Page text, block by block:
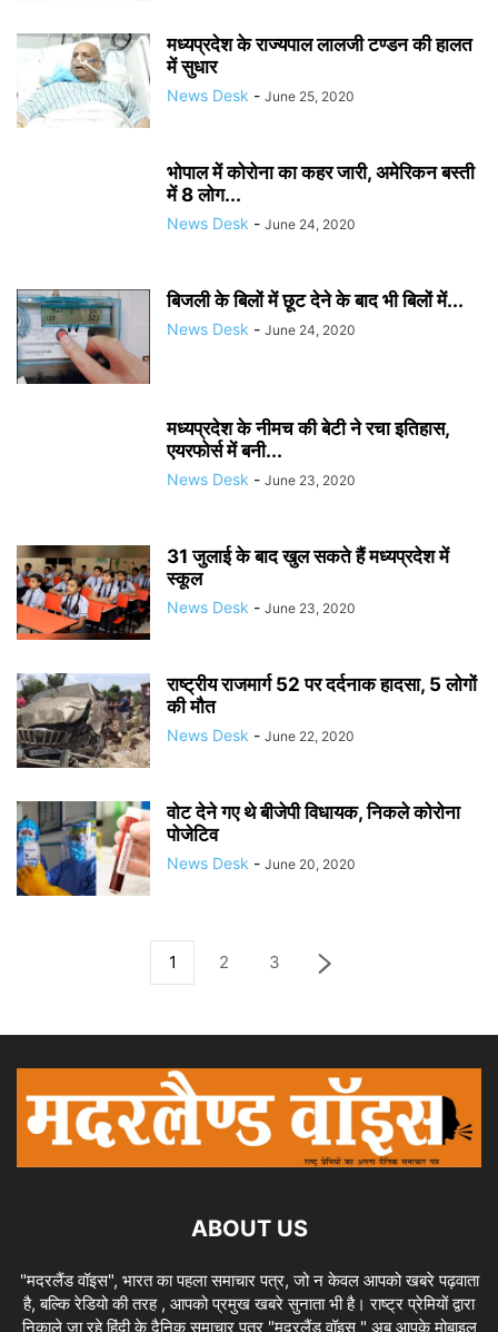
मध्यप्रदेश के राज्यपाल लालजी टण्डन की हालत
में सुधार
News Desk - June 25, 2020
भोपाल में कोरोना का कहर जारी, अमेरिकन बस्ती
में 8 लोग...
News Desk - June 24, 2020
बिजली के बिलों में छूट देने के बाद भी बिलों में...
News Desk - June 24, 2020
मध्यप्रदेश के नीमच की बेटी ने रचा इतिहास,
एयरफोर्स में बनी...
News Desk - June 23, 2020
31 जुलाई के बाद खुल सकते हैं मध्यप्रदेश में
स्कूल
News Desk - June 23, 2020
राष्ट्रीय राजमार्ग 52 पर दर्दनाक हादसा, 5 लोगों
की मौत
News Desk - June 22, 2020
वोट देने गए थे बीजेपी विधायक, निकले कोरोना
पोजेटिव
News Desk - June 20, 2020
1 2 3
ABOUT US
"मदरलैंड वॉइस", भारत का पहला समाचार पत्र, जो न केवल आपको खबरे पढ़वाता
है, बल्कि रेडियो की तरह , आपको प्रमुख खबरे सुनाता भी है। राष्ट्र प्रेमियों द्वारा
निकाले जा रहे हिंदी के दैनिक समाचार पत्र "मदरलैंड वॉइस " अब आपके मोबाइल